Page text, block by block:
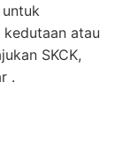
atau
SKCK,
.